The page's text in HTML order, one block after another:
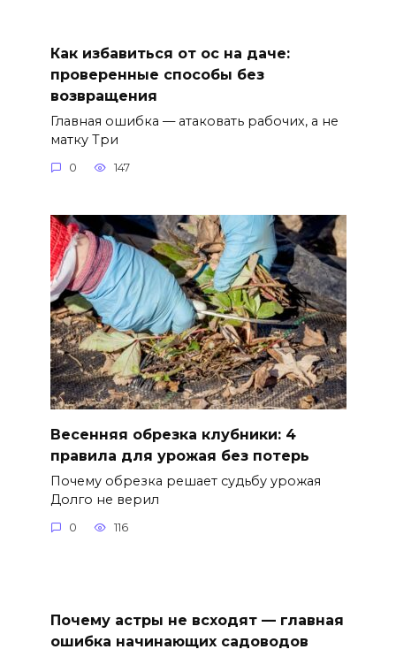
Как избавиться от ос на даче:
проверенные способы без
возвращения
Главная ошибка — атаковать рабочих, а не
матку Три
0 147
Весенняя обрезка клубники: 4
правила для урожая без потерь
Почему обрезка решает судьбу урожая
Долго не верил
0 116
Почему астры не всходят — главная
ошибка начинающих садоводов